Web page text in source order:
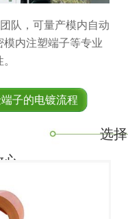
队，可量产模内自动
内注塑端子等专业
子的电镀流程
选择